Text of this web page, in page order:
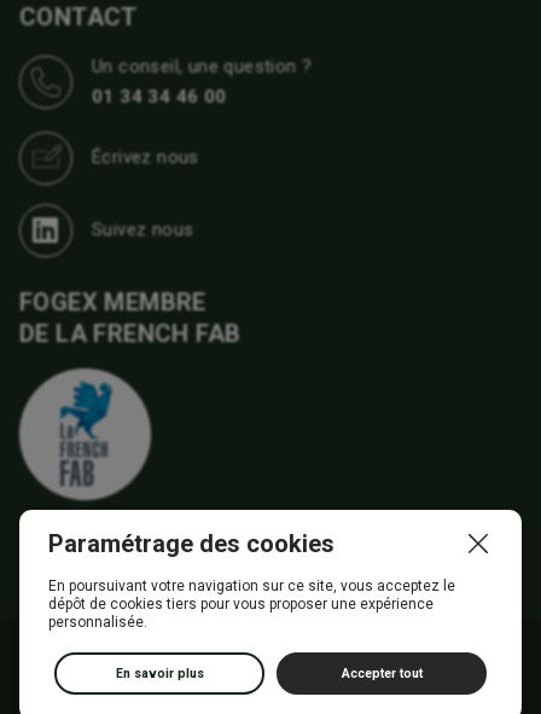
CONTACT
Un conseil, une question ?
01 34 34 46 00
Écrivez nous
Suivez nous
FOGEX MEMBRE
DE LA FRENCH FAB
Conditions générales de vente
Données personnelles
Paramétrage des cookies
En poursuivant votre navigation sur ce site, vous acceptez le
dépôt de cookies tiers pour vous proposer une expérience
personnalisée.
En savoir plus Accepter tout